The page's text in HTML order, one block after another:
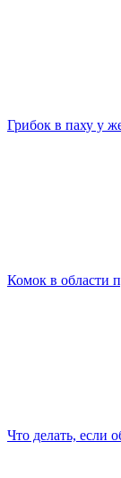
Грибок в паху у
Комок в области
Что делать, если